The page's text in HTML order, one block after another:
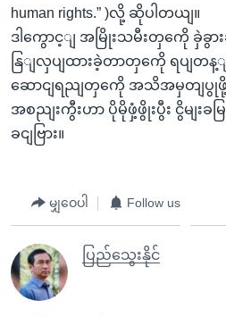
human rights.” )လို့ ဆိုပါတယျ။
ဒါကွောင့ျ အမြိုးသမီးတှကေို ခှဲခွာ
နြျလှပျထားခဲ့တာတှကေို ရပျတန့
ဆောငျရညျတှကေို အသိအမှတျပွု
အစညျးကွီးဟာ ပိုမိုဖှံ့ဖွိုးပွီး ငွိမျးခမ
ခငျဗြား။
မျှဝေပါ Follow us
ပြည်သွေးနိုင်